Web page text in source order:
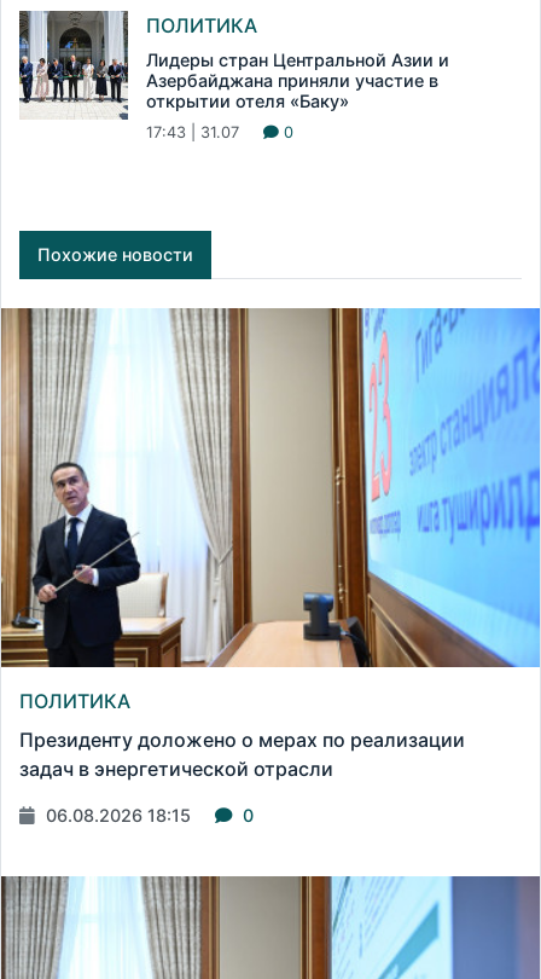
ПОЛИТИКА
Лидеры стран Центральной Азии и
Азербайджана приняли участие в
открытии отеля «Баку»
17:43 | 31.07 0
Похожие новости
ПОЛИТИКА
Президенту доложено о мерах по реализации
задач в энергетической отрасли
06.08.2026 18:15 0